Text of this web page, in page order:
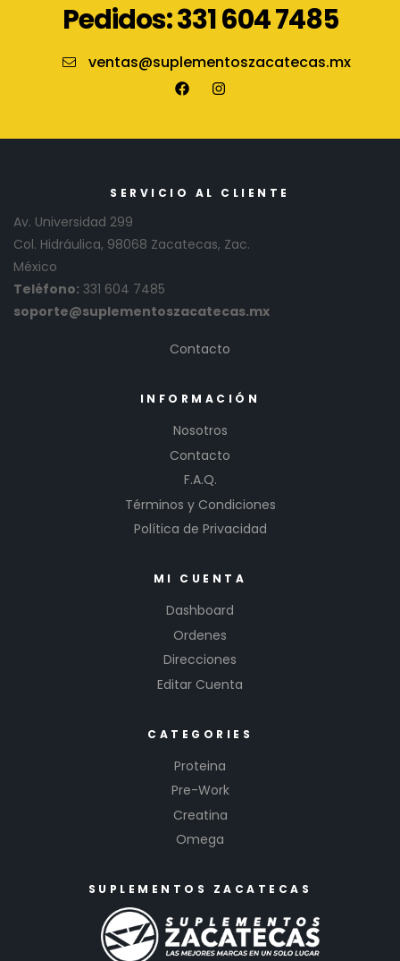
Pedidos: 331 604 7485
ventas@suplementoszacatecas.mx
SERVICIO AL CLIENTE
Av. Universidad 299
Col. Hidráulica, 98068 Zacatecas, Zac.
México
Teléfono: 331 604 7485
soporte@suplementoszacatecas.mx
Contacto
INFORMACIÓN
Nosotros
Contacto
F.A.Q.
Términos y Condiciones
Política de Privacidad
MI CUENTA
Dashboard
Ordenes
Direcciones
Editar Cuenta
CATEGORIES
Proteina
Pre-Work
Creatina
Omega
SUPLEMENTOS ZACATECAS